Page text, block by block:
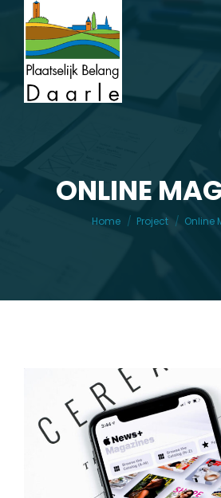
ONLINEJe bent hier:
Home Project Online